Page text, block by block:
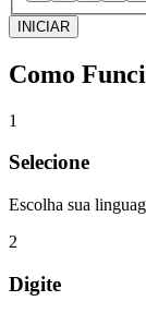
INICIAR
Como
1
Selecione
Escolha sua
2
Digite